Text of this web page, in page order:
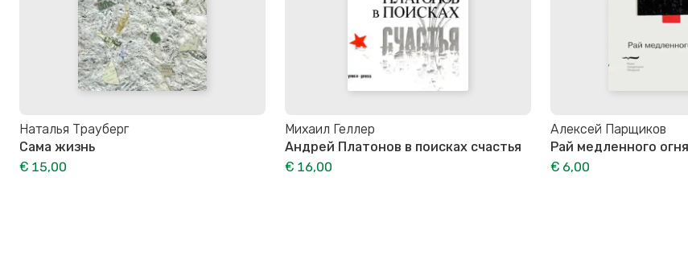
Наталья Трауберг
Сама жизнь
€ 15,00
Михаил Геллер
Андрей Платонов в поисках счастья
€ 16,00
Алексей Парщиков
Рай медленного огня
€ 6,00